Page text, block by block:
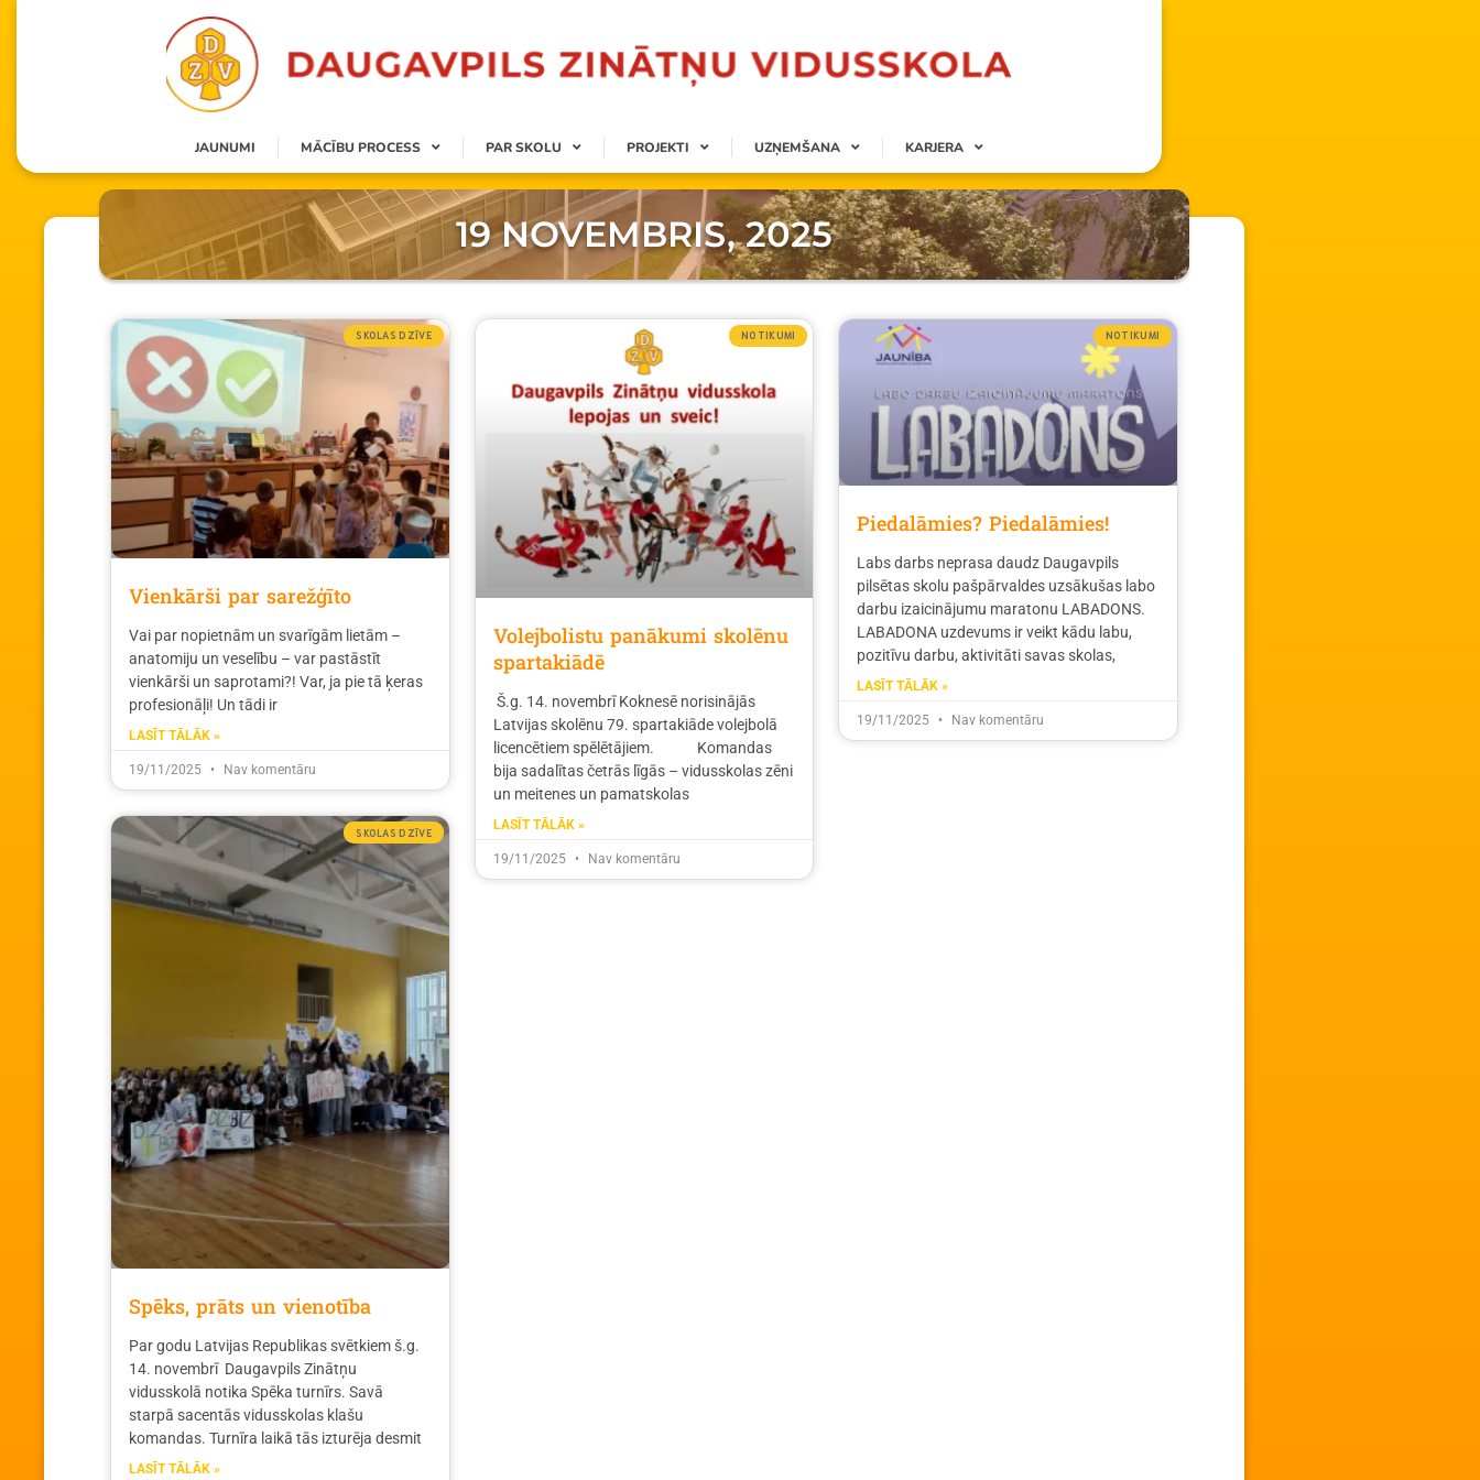
JAUNUMI MĀCĪBU PROCESS PAR SKOLU PROJEKTI UZŅEMŠANA KARJERA
19 NOVEMBRIS, 2025
SKOLAS DZĪVE
Vienkārši par sarežģīto
Vai par nopietnām un svarīgām lietām –
anatomiju un veselību – var pastāstīt
vienkārši un saprotami?! Var, ja pie tā ķeras
profesionāļi! Un tādi ir
LASĪT TĀLĀK »
19/11/2025 Nav komentāru
NOTIKUMI
Volejbolistu panākumi skolēnu
spartakiādē
Š.g. 14. novembrī Koknesē norisinājās
Latvijas skolēnu 79. spartakiāde volejbolā
licencētiem spēlētājiem. Komandas
bija sadalītas četrās līgās – vidusskolas zēni
un meitenes un pamatskolas
LASĪT TĀLĀK »
19/11/2025 Nav komentāru
NOTIKUMI
Piedalāmies? Piedalāmies!
Labs darbs neprasa daudz Daugavpils
pilsētas skolu pašpārvaldes uzsākušas labo
darbu izaicinājumu maratonu LABADONS.
LABADONA uzdevums ir veikt kādu labu,
pozitīvu darbu, aktivitāti savas skolas,
LASĪT TĀLĀK »
19/11/2025 Nav komentāru
SKOLAS DZĪVE
Spēks, prāts un vienotība
Par godu Latvijas Republikas svētkiem š.g.
14. novembrī Daugavpils Zinātņu
vidusskolā notika Spēka turnīrs. Savā
starpā sacentās vidusskolas klašu
komandas. Turnīra laikā tās izturēja desmit
LASĪT TĀLĀK »